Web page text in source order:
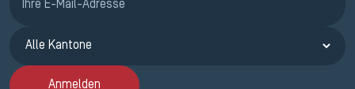
Anmelden